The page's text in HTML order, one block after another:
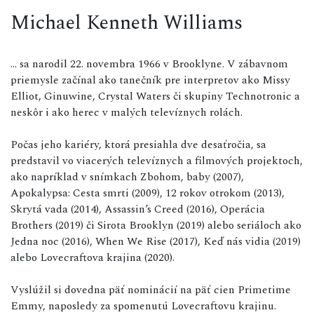
Michael Kenneth Williams
... sa narodil 22. novembra 1966 v Brooklyne. V zábavnom
priemysle začínal ako tanečník pre interpretov ako Missy
Elliot, Ginuwine, Crystal Waters či skupiny Technotronic a
neskôr i ako herec v malých televíznych rolách.
Počas jeho kariéry, ktorá presiahla dve desaťročia, sa
predstavil vo viacerých televíznych a filmových projektoch,
ako napríklad v snímkach Zbohom, baby (2007),
Apokalypsa: Cesta smrti (2009), 12 rokov otrokom (2013),
Skrytá vada (2014), Assassin’s Creed (2016), Operácia
Brothers (2019) či Sirota Brooklyn (2019) alebo seriáloch ako
Jedna noc (2016), When We Rise (2017), Keď nás vidia (2019)
alebo Lovecraftova krajina (2020).
Vyslúžil si dovedna päť nominácií na päť cien Primetime
Emmy, naposledy za spomenutú Lovecraftovu krajinu.